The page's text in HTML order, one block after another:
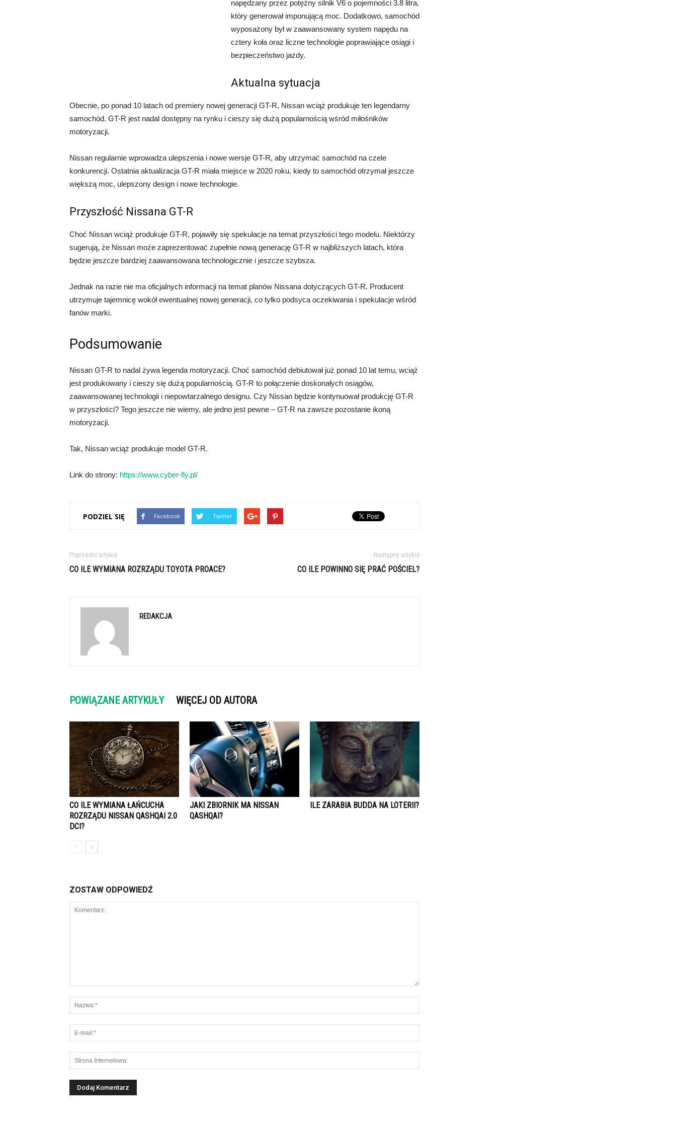
napędzany przez potężny silnik V6 o pojemności 3.8 litra,
który generował imponującą moc. Dodatkowo, samochód
wyposażony był w zaawansowany system napędu na
cztery koła oraz liczne technologie poprawiające osiągi i
bezpieczeństwo jazdy.
Aktualna sytuacja
Obecnie, po ponad 10 latach od premiery nowej generacji GT-R, Nissan wciąż produkuje ten legendarny
samochód. GT-R jest nadal dostępny na rynku i cieszy się dużą popularnością wśród miłośników
motoryzacji.
Nissan regularnie wprowadza ulepszenia i nowe wersje GT-R, aby utrzymać samochód na czele
konkurencji. Ostatnia aktualizacja GT-R miała miejsce w 2020 roku, kiedy to samochód otrzymał jeszcze
większą moc, ulepszony design i nowe technologie.
Przyszłość Nissana GT-R
Choć Nissan wciąż produkuje GT-R, pojawiły się spekulacje na temat przyszłości tego modelu. Niektórzy
sugerują, że Nissan może zaprezentować zupełnie nową generację GT-R w najbliższych latach, która
będzie jeszcze bardziej zaawansowana technologicznie i jeszcze szybsza.
Jednak na razie nie ma oficjalnych informacji na temat planów Nissana dotyczących GT-R. Producent
utrzymuje tajemnicę wokół ewentualnej nowej generacji, co tylko podsyca oczekiwania i spekulacje wśród
fanów marki.
Podsumowanie
Nissan GT-R to nadal żywa legenda motoryzacji. Choć samochód debiutował już ponad 10 lat temu, wciąż
jest produkowany i cieszy się dużą popularnością. GT-R to połączenie doskonałych osiągów,
zaawansowanej technologii i niepowtarzalnego designu. Czy Nissan będzie kontynuował produkcję GT-R
w przyszłości? Tego jeszcze nie wiemy, ale jedno jest pewne – GT-R na zawsze pozostanie ikoną
motoryzacji.
Tak, Nissan wciąż produkuje model GT-R.
Link do strony: https://www.cyber-fly.pl/
PODZIEL SIĘ Facebook Twitter
Poprzedni artykuł
CO ILE WYMIANA ROZRZĄDU TOYOTA PROACE?
Następny artykuł
CO ILE POWINNO SIĘ PRAĆ POŚCIEL?
REDAKCJA
POWIĄZANE ARTYKUŁY WIĘCEJ OD AUTORA
CO ILE WYMIANA ŁAŃCUCHA
ROZRZĄDU NISSAN QASHQAI 2.0
DCI?
JAKI ZBIORNIK MA NISSAN
QASHQAI?
ILE ZARABIA BUDDA NA LOTERII?
ZOSTAW ODPOWIEDŹ